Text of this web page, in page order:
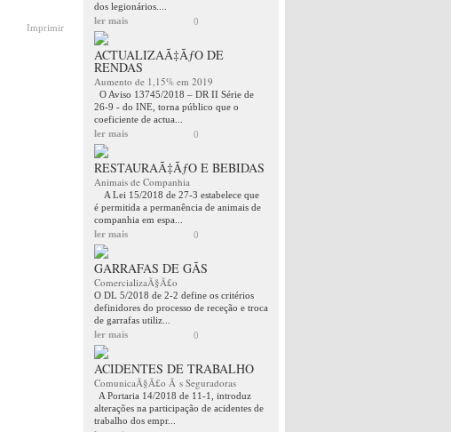
Imprimir
dos legionários....
ler mais
0
ACTUALIZAÃ‡ÃƒO DE
RENDAS
Aumento de 1,15% em 2019
O Aviso 13745/2018 – DR II Série de
26-9 - do INE, torna público que o
coeficiente de actua...
ler mais
0
RESTAURAÃ‡ÃƒO E BEBIDAS
Animais de Companhia
A Lei 15/2018 de 27-3 estabelece que
é permitida a permanência de animais de
companhia em espa...
ler mais
0
GARRAFAS DE GÃS
ComercializaÃ§Ã£o
O DL 5/2018 de 2-2 define os critérios
definidores do processo de receção e troca
de garrafas utiliz...
ler mais
0
ACIDENTES DE TRABALHO
ComunicaÃ§Ã£o Ã s Seguradoras
A Portaria 14/2018 de 11-1, introduz
alterações na participação de acidentes de
trabalho dos empr...